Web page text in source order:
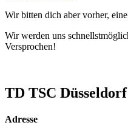
Wir bitten dich aber vorher,
Wir werden uns
Versprochen!
TD TSC
Adresse